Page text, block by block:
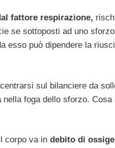
fattore respirazione,
se sottoposti ad uno
esso può dipendere la
sul bilanciere da
nella foga dello sforzo. Cosa
corpo va in debito di